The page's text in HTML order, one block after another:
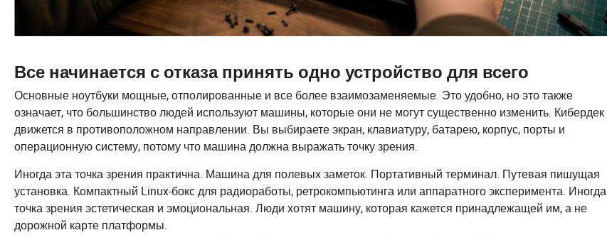
Все начинается с отказа принять одно устройство для всего
Основные ноутбуки мощные, отполированные и все более взаимозаменяемые. Это удобно, но это также
означает, что большинство людей используют машины, которые они не могут существенно изменить. Кибердек
движется в противоположном направлении. Вы выбираете экран, клавиатуру, батарею, корпус, порты и
операционную систему, потому что машина должна выражать точку зрения.
Иногда эта точка зрения практична. Машина для полевых заметок. Портативный терминал. Путевая пишущая
установка. Компактный Linux-бокс для радиоработы, ретрокомпьютинга или аппаратного эксперимента. Иногда
точка зрения эстетическая и эмоциональная. Люди хотят машину, которая кажется принадлежащей им, а не
дорожной карте платформы.